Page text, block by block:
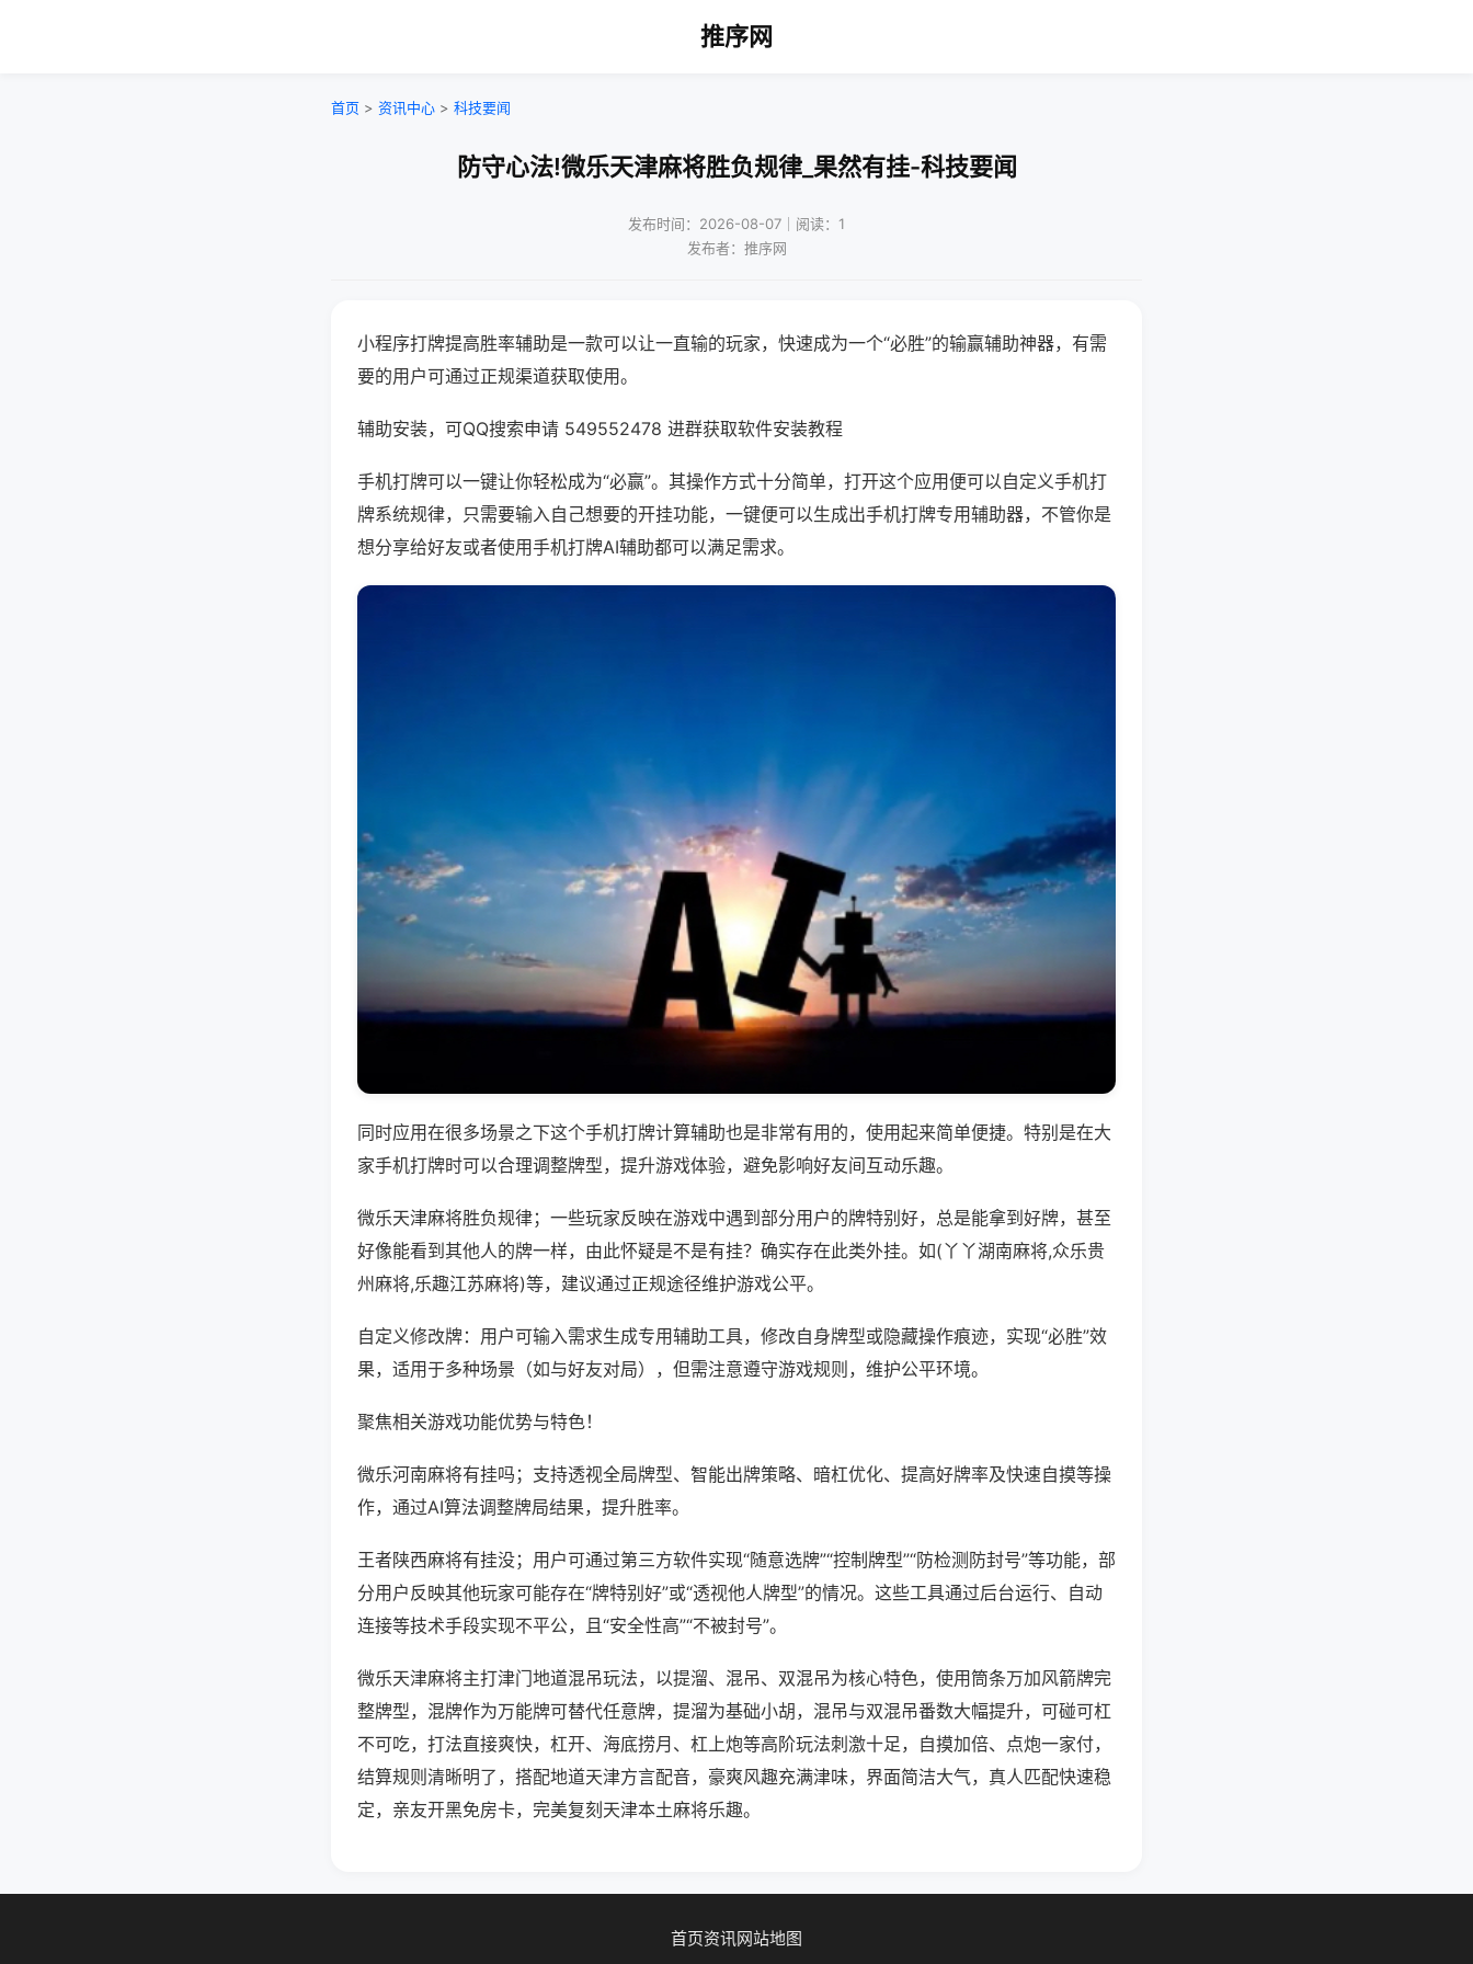
推序网
首页 > 资讯中心 > 科技要闻
防守心法!微乐天津麻将胜负规律_果然有挂-科技要闻
发布时间：2026-08-07｜阅读：1
发布者：推序网
小程序打牌提高胜率辅助是一款可以让一直输的玩家，快速成为一个“必胜”的输赢辅助神器，有需
要的用户可通过正规渠道获取使用。
辅助安装，可QQ搜索申请 549552478 进群获取软件安装教程
手机打牌可以一键让你轻松成为“必赢”。其操作方式十分简单，打开这个应用便可以自定义手机打
牌系统规律，只需要输入自己想要的开挂功能，一键便可以生成出手机打牌专用辅助器，不管你是
想分享给好友或者使用手机打牌AI辅助都可以满足需求。
同时应用在很多场景之下这个手机打牌计算辅助也是非常有用的，使用起来简单便捷。特别是在大
家手机打牌时可以合理调整牌型，提升游戏体验，避免影响好友间互动乐趣。
微乐天津麻将胜负规律；一些玩家反映在游戏中遇到部分用户的牌特别好，总是能拿到好牌，甚至
好像能看到其他人的牌一样，由此怀疑是不是有挂？确实存在此类外挂。如(丫丫湖南麻将,众乐贵
州麻将,乐趣江苏麻将)等，建议通过正规途径维护游戏公平。
自定义修改牌：用户可输入需求生成专用辅助工具，修改自身牌型或隐藏操作痕迹，实现“必胜”效
果，适用于多种场景（如与好友对局），但需注意遵守游戏规则，维护公平环境。
聚焦相关游戏功能优势与特色！
微乐河南麻将有挂吗；支持透视全局牌型、智能出牌策略、暗杠优化、提高好牌率及快速自摸等操
作，通过AI算法调整牌局结果，提升胜率。
王者陕西麻将有挂没；用户可通过第三方软件实现“随意选牌”“控制牌型”“防检测防封号”等功能，部
分用户反映其他玩家可能存在“牌特别好”或“透视他人牌型”的情况。这些工具通过后台运行、自动
连接等技术手段实现不平公，且“安全性高”“不被封号”。
微乐天津麻将主打津门地道混吊玩法，以提溜、混吊、双混吊为核心特色，使用筒条万加风箭牌完
整牌型，混牌作为万能牌可替代任意牌，提溜为基础小胡，混吊与双混吊番数大幅提升，可碰可杠
不可吃，打法直接爽快，杠开、海底捞月、杠上炮等高阶玩法刺激十足，自摸加倍、点炮一家付，
结算规则清晰明了，搭配地道天津方言配音，豪爽风趣充满津味，界面简洁大气，真人匹配快速稳
定，亲友开黑免房卡，完美复刻天津本土麻将乐趣。
首页资讯网站地图